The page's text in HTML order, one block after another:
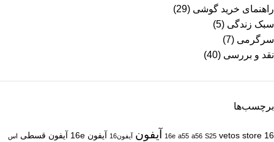
راهنمای خرید گوشی (29)
سبک زندگی (5)
سرگرمی (7)
نقد و بررسی (40)
برچسب‌ها
16
16e a55 a56 S25 vetos store آیفون آیفون16 آیفون 16e آیفون قسطی اس